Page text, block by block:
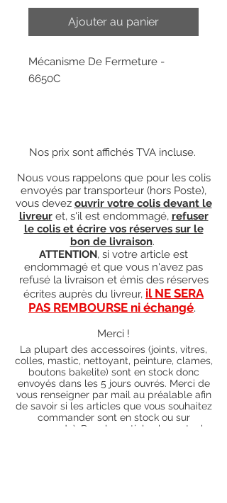
Ajouter au panier
Mécanisme De Fermeture -
6650C
Nos prix sont affichés TVA incluse.
Nous vous rappelons que pour les colis
envoyés par transporteur (hors Poste),
vous devez ouvrir votre colis devant le
livreuret, s'il est endommagé, refuser
le colis et écrire vos réserves sur le
bon de livraison.
ATTENTION, si votre article est
endommagé et que vous n'avez pas
refusé la livraison et émis des réserves
écrites auprès du livreur, il NE SERA
PAS REMBOURSE ni échangé.
Merci !
La plupart des accessoires (joints, vitres,
colles, mastic, nettoyant, peinture, clames,
boutons bakelite) sont en stock donc
envoyés dans les 5 jours ouvrés. Merci de
vous renseigner par mail au préalable afin
de savoir si les articles que vous souhaitez
commander sont en stock ou sur
commande). Pour les articles hors stock,